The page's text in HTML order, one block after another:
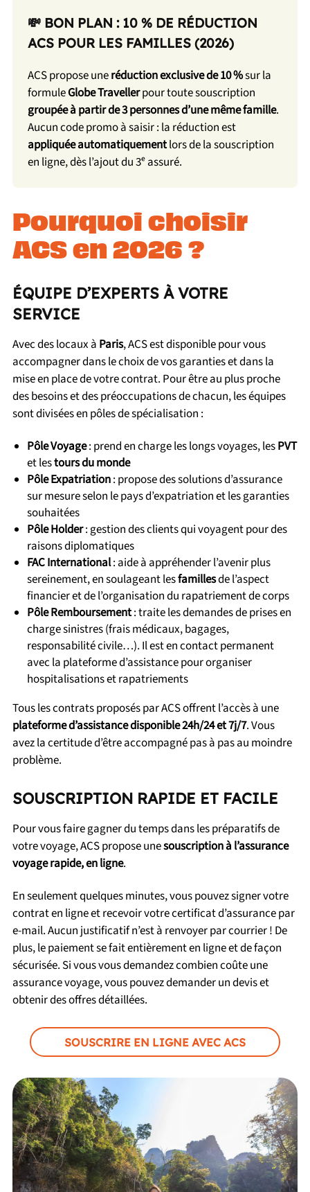
💸 BON PLAN : 10 % DE RÉDUCTION
ACS POUR LES FAMILLES (2026)
ACS propose uneréduction exclusive de 10 %sur la
formuleGlobe Travellerpour toute souscription
groupée à partir de 3 personnes d’une même famille.
Aucun code promo à saisir : la réduction est
appliquée automatiquementlors de la souscription
en ligne, dès l’ajout du 3ᵉ assuré.
Pourquoi choisir
ACS en 2026 ?
ÉQUIPE D’EXPERTS À VOTRE
SERVICE
Avec des locaux à Paris, ACS est disponible pour vous
accompagner dans le choix de vos garanties et dans la
mise en place de votre contrat. Pour être au plus proche
des besoins et des préoccupations de chacun, les équipes
sont divisées en pôles de spécialisation :
Pôle Voyage: prend en charge les longs voyages, lesPVT
et lestours du monde
Pôle Expatriation: propose des solutions d’assurance
sur mesure selon le pays d’expatriation et les garanties
souhaitées
Pôle Holder: gestion des clients qui voyagent pour des
raisons diplomatiques
FAC International: aide à appréhender l’avenir plus
sereinement, en soulageant lesfamillesde l’aspect
financier et de l’organisation du rapatriement de corps
Pôle Remboursement: traite les demandes de prises en
charge sinistres (frais médicaux, bagages,
responsabilité civile…). Il est en contact permanent
avec la plateforme d’assistance pour organiser
hospitalisations et rapatriements
Tous les contrats proposés par ACS offrent l’accès à une
plateforme d’assistance disponible 24h/24 et 7j/7. Vous
avez la certitude d’être accompagné pas à pas au moindre
problème.
SOUSCRIPTION RAPIDE ET FACILE
Pour vous faire gagner du temps dans les préparatifs de
votre voyage, ACS propose unesouscription à l’assurance
voyage rapide, en ligne.
En seulement quelques minutes, vous pouvez signer votre
contrat en ligne et recevoir votre certificat d’assurance par
e-mail. Aucun justificatif n’est à renvoyer par courrier ! De
plus, le paiement se fait entièrement en ligne et de façon
sécurisée. Si vous vous demandez combien coûte une
assurance voyage, vous pouvez demander un devis et
obtenir des offres détaillées.
SOUSCRIRE EN LIGNE AVEC ACS